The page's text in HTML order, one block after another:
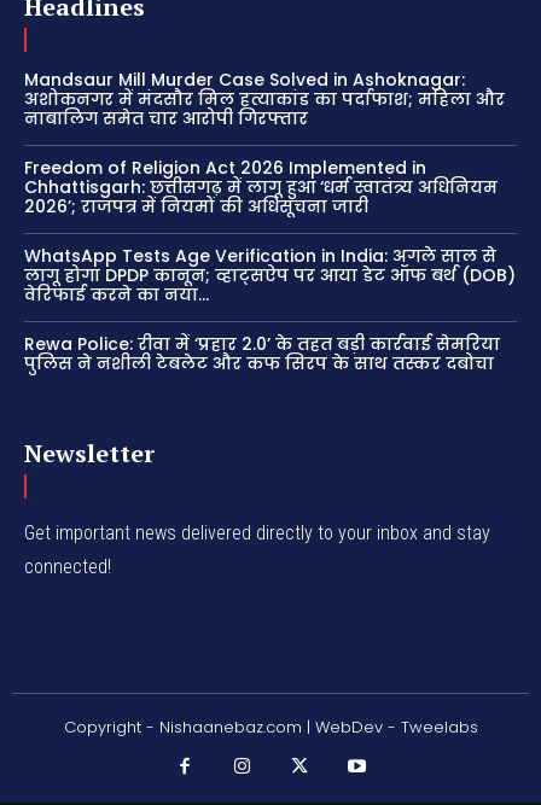
Headlines
Mandsaur Mill Murder Case Solved in Ashoknagar:
अशोकनगर में मंदसौर मिल हत्याकांड का पर्दाफाश; महिला और
नाबालिग समेत चार आरोपी गिरफ्तार
Freedom of Religion Act 2026 Implemented in
Chhattisgarh: छत्तीसगढ़ में लागू हुआ ‘धर्म स्वातंत्र्य अधिनियम
2026’; राजपत्र में नियमों की अधिसूचना जारी
WhatsApp Tests Age Verification in India: अगले साल से
लागू होगा DPDP कानून; व्हाट्सऐप पर आया डेट ऑफ बर्थ (DOB)
वेरिफाई करने का नया...
Rewa Police: रीवा में ‘प्रहार 2.0’ के तहत बड़ी कार्रवाई सेमरिया
पुलिस ने नशीली टेबलेट और कफ सिरप के साथ तस्कर दबोचा
Newsletter
Get important news delivered directly to your inbox and stay
connected!
Copyright - Nishaanebaz.com | WebDev - Tweelabs